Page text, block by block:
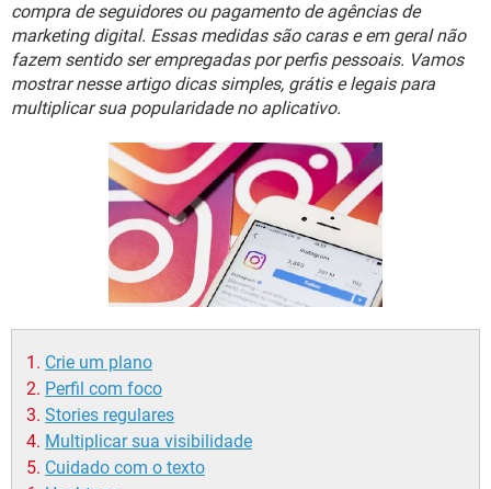
INSTAGRAM GMAIL
GUIA DE COMPRAS
OUTLOOK EXCEL
INSTAGRAM GMAIL
GUIA DE COMPRAS
compra de seguidores ou pagamento de agências de
marketing digital. Essas medidas são caras e em geral não
fazem sentido ser empregadas por perfis pessoais. Vamos
mostrar nesse artigo dicas simples, grátis e legais para
multiplicar sua popularidade no aplicativo.
Crie um plano
Perfil com foco
Stories regulares
Multiplicar sua visibilidade
Cuidado com o texto